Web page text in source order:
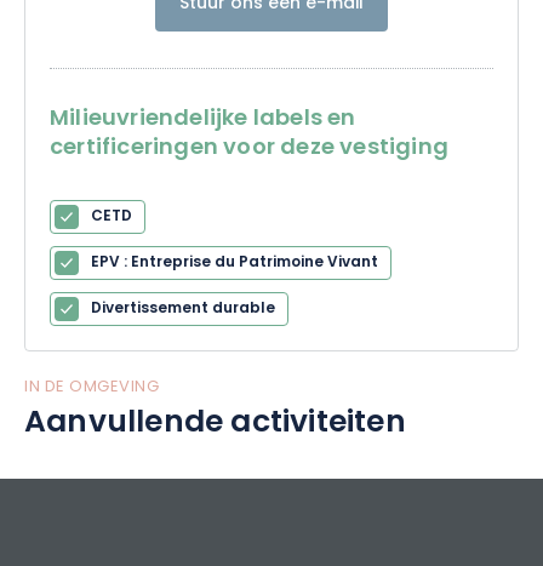
Milieuvriendelijke labels en
certificeringen voor deze vestiging
CETD
EPV : Entreprise du Patrimoine Vivant
Divertissement durable
IN DE OMGEVING
Aanvullende activiteiten